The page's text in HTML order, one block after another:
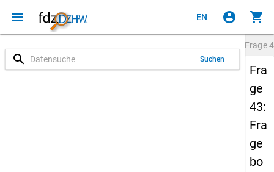
menu EN account_circle shopping_cart
search Suchen
Frage
Fra
ge
43:
Fra
ge
bo